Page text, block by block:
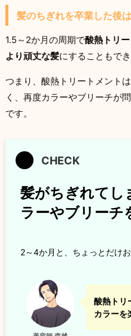
髪のちぎれを卒業した後は
1.5～2か月の周期で酸熱トリ
より頑丈な髪にすることもでき
つまり、酸熱トリートメント
く、再度カラーやブリーチが
です。
髪がちぎれてし
ラーやブリーチ
2～4か月と、ちょっとだけ
酸熱トリ
カラーを